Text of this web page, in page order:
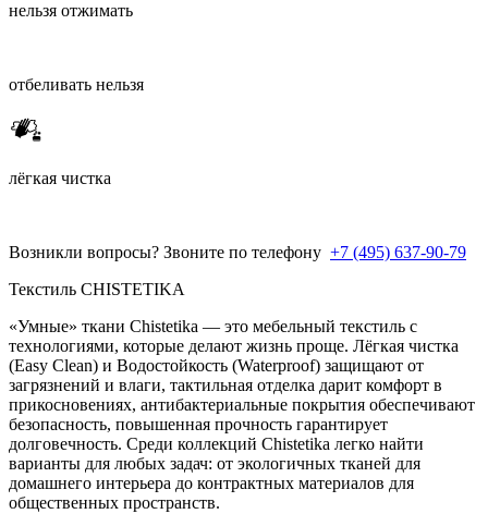
нельзя отжимать
отбеливать нельзя
лёгкая чистка
Возникли вопросы? Звоните по телефону +7 (495) 637-90-79
Текстиль CHISTETIKA
«Умные» ткани Chistetika — это мебельный текстиль с
технологиями, которые делают жизнь проще. Лёгкая чистка
(Easy Clean) и Водостойкость (Waterproof) защищают от
загрязнений и влаги, тактильная отделка дарит комфорт в
прикосновениях, антибактериальные покрытия обеспечивают
безопасность, повышенная прочность гарантирует
долговечность. Среди коллекций Chistetika легко найти
варианты для любых задач: от экологичных тканей для
домашнего интерьера до контрактных материалов для
общественных пространств.